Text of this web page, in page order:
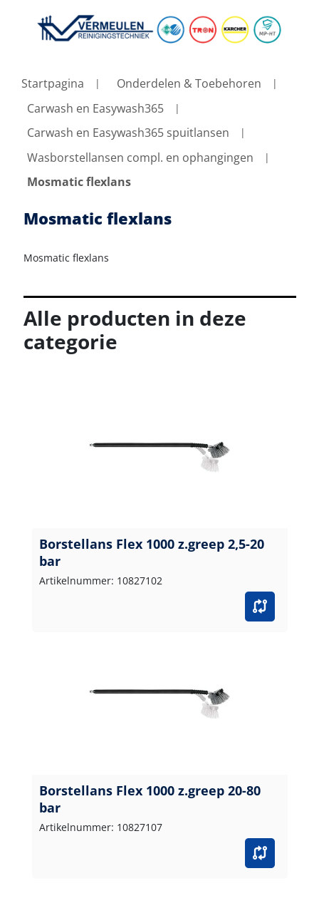
Startpagina
Onderdelen & Toebehoren
Carwash en Easywash365
Carwash en Easywash365 spuitlansen
Wasborstellansen compl. en ophangingen
Mosmatic flexlans
Mosmatic flexlans
Mosmatic flexlans
Alle producten in deze
categorie
Borstellans Flex 1000 z.greep 2,5-20
bar
Artikelnummer: 10827102
Borstellans Flex 1000 z.greep 20-80
bar
Artikelnummer: 10827107